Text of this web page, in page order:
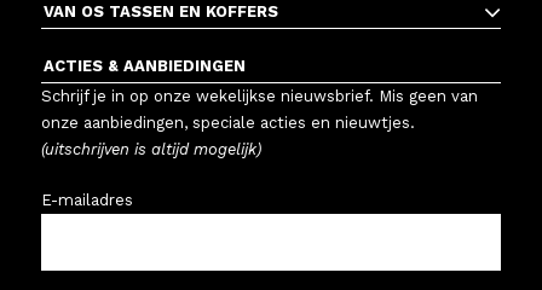
VAN OS TASSEN EN KOFFERS
ACTIES & AANBIEDINGEN
Schrijf je in op onze wekelijkse nieuwsbrief. Mis geen van
onze aanbiedingen, speciale acties en nieuwtjes.
(uitschrijven is altijd mogelijk)
E-mailadres